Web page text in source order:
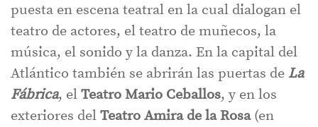
puesta en escena teatral en la cual dialogan el
teatro de actores, el teatro de muñecos, la
música, el sonido y la danza. En la capital del
Atlántico también se abrirán las puertas de La
Fábrica, el Teatro Mario Ceballos, y en los
exteriores del Teatro Amira de la Rosa(en